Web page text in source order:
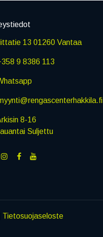
13 01260 Vantaa
9 8386 113
8-16
Suljettu
Tietosuojaseloste